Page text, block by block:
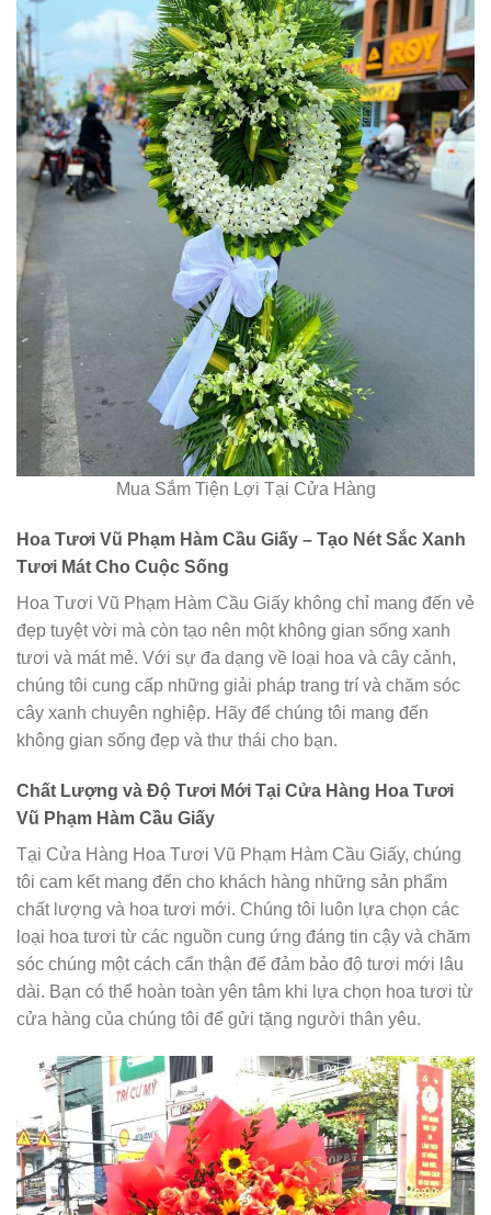
Mua Sắm Tiện Lợi Tại Cửa Hàng
Hoa Tươi Vũ Phạm Hàm Cầu Giấy – Tạo Nét Sắc Xanh
Tươi Mát Cho Cuộc Sống
Hoa Tươi Vũ Phạm Hàm Cầu Giấy không chỉ mang đến vẻ
đẹp tuyệt vời mà còn tạo nên một không gian sống xanh
tươi và mát mẻ. Với sự đa dạng về loại hoa và cây cảnh,
chúng tôi cung cấp những giải pháp trang trí và chăm sóc
cây xanh chuyên nghiệp. Hãy để chúng tôi mang đến
không gian sống đẹp và thư thái cho bạn.
Chất Lượng và Độ Tươi Mới Tại Cửa Hàng Hoa Tươi
Vũ Phạm Hàm Cầu Giấy
Tại Cửa Hàng Hoa Tươi Vũ Phạm Hàm Cầu Giấy, chúng
tôi cam kết mang đến cho khách hàng những sản phẩm
chất lượng và hoa tươi mới. Chúng tôi luôn lựa chọn các
loại hoa tươi từ các nguồn cung ứng đáng tin cậy và chăm
sóc chúng một cách cẩn thận để đảm bảo độ tươi mới lâu
dài. Bạn có thể hoàn toàn yên tâm khi lựa chọn hoa tươi từ
cửa hàng của chúng tôi để gửi tặng người thân yêu.